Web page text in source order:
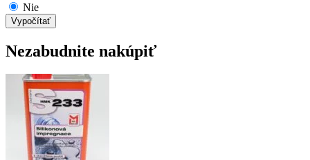
Nie
Vypočítať
Nezabudnite nakúpiť